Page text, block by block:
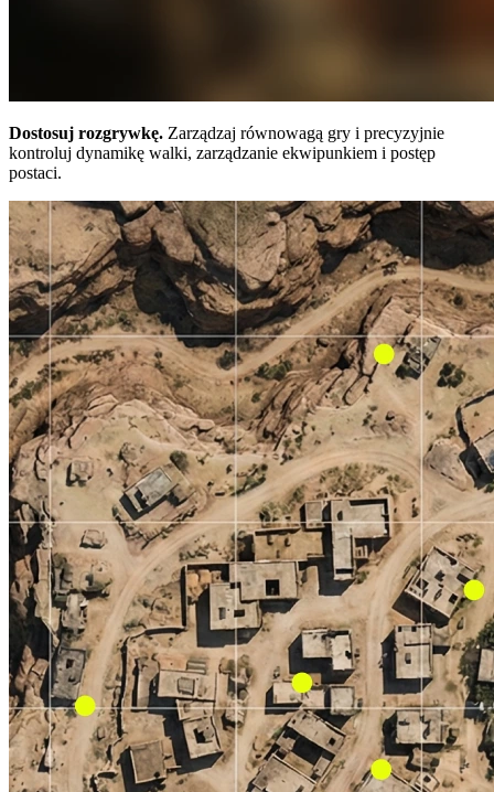
Dostosuj rozgrywkę. Zarządzaj równowagą gry i precyzyjnie
kontroluj dynamikę walki, zarządzanie ekwipunkiem i postęp
postaci.